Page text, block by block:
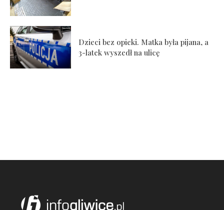
Dzieci bez opieki. Matka była pijana, a
3-latek wyszedł na ulicę